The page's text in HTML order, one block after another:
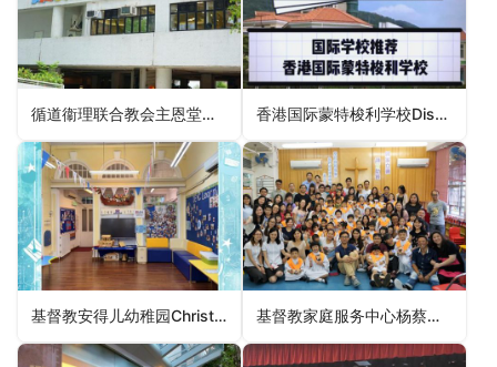
循道衞理联合教会主恩堂幼稚园Grace Methodist Church Kindergarten（黄大仙区幼稚园） 香港国际蒙特梭利学校Discovery Montessori School（离岛区幼稚园）
基督教安得儿幼稚园Christian Adrianne Kindergarten（荃湾区幼稚园） 基督教家庭服务中心杨蔡慧娴纪念幼稚园Christian Family Service Centre Yeoh Choy Wai Haan Memorial Kindergarten（观塘区幼稚园）